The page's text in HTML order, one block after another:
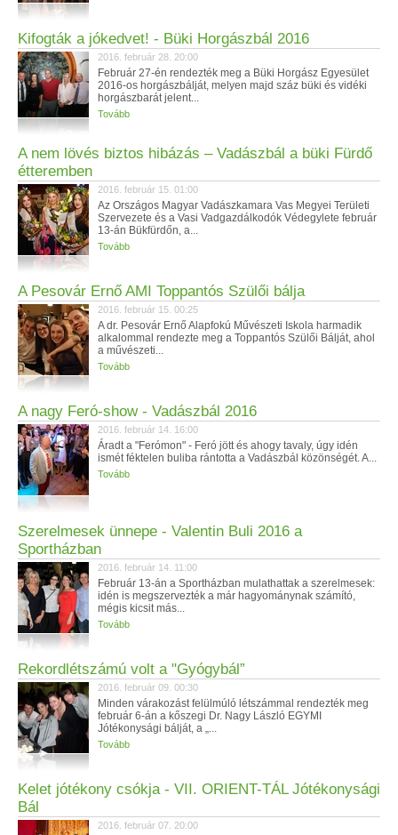
Kifogták a jókedvet! - Büki Horgászbál 2016
2016. február 28. 20:00
Február 27-én rendezték meg a Büki Horgász Egyesület
2016-os horgászbálját, melyen majd száz büki és vidéki
horgászbarát jelent...
Tovább
A nem lövés biztos hibázás – Vadászbál a büki Fürdő
étteremben
2016. február 15. 01:00
Az Országos Magyar Vadászkamara Vas Megyei Területi
Szervezete és a Vasi Vadgazdálkodók Védegylete február
13-án Bükfürdőn, a...
Tovább
A Pesovár Ernő AMI Toppantós Szülői bálja
2016. február 15. 00:25
A dr. Pesovár Ernő Alapfokú Művészeti Iskola harmadik
alkalommal rendezte meg a Toppantós Szülői Bálját, ahol
a művészeti...
Tovább
A nagy Feró-show - Vadászbál 2016
2016. február 14. 16:00
Áradt a "Ferómon" - Feró jött és ahogy tavaly, úgy idén
ismét féktelen buliba rántotta a Vadászbál közönségét. A...
Tovább
Szerelmesek ünnepe - Valentin Buli 2016 a
Sportházban
2016. február 14. 11:00
Február 13-án a Sportházban mulathattak a szerelmesek:
idén is megszervezték a már hagyománynak számító,
mégis kicsit más...
Tovább
Rekordlétszámú volt a "Gyógybál”
2016. február 09. 00:30
Minden várakozást felülmúló létszámmal rendezték meg
február 6-án a kőszegi Dr. Nagy László EGYMI
Jótékonysági bálját, a „...
Tovább
Kelet jótékony csókja - VII. ORIENT-TÁL Jótékonysági
Bál
2016. február 07. 20:00